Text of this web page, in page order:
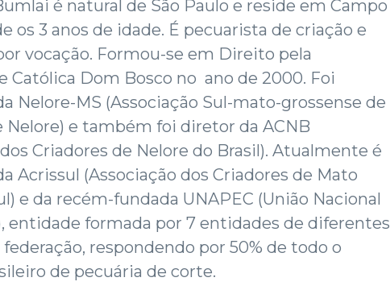
é natural de São Paulo e reside em Campo
os 3 anos de idade. É pecuarista de criação e
vocação. Formou-se em Direito pela
Católica Dom Bosco no ano de 2000. Foi
Nelore-MS (Associação Sul-mato-grossense de
Nelore) e também foi diretor da ACNB
Criadores de Nelore do Brasil). Atualmente é
Acrissul (Associação dos Criadores de Mato
e da recém-fundada UNAPEC (União Nacional
entidade formada por 7 entidades de diferentes
respondendo por 50% de todo o
de pecuária de corte.